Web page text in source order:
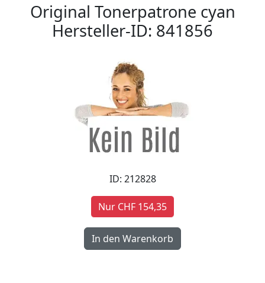
Original Tonerpatrone cyan
Hersteller-ID: 841856
ID: 212828
Nur CHF 154,35